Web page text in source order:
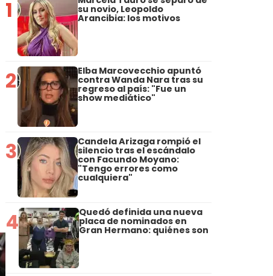
1 su novio, Leopoldo
Arancibia: los motivos
2 Elba Marcovecchio apuntó
contra Wanda Nara tras su
regreso al país: "Fue un
show mediático"
3 Candela Arizaga rompió el
silencio tras el escándalo
con Facundo Moyano:
"Tengo errores como
cualquiera"
4 Quedó definida una nueva
placa de nominados en
Gran Hermano: quiénes son